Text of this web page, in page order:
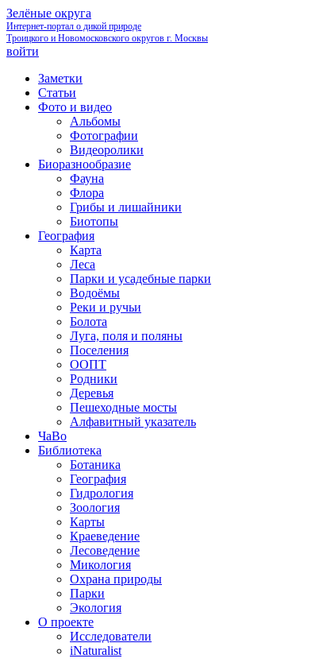
Зелёные округа
Интернет-портал о дикой природе
Троицкого и Новомосковского округов г. Москвы
войти
Заметки
Статьи
Фото и видео
Альбомы
Фотографии
Видеоролики
Биоразнообразие
Фауна
Флора
Грибы и лишайники
Биотопы
География
Карта
Леса
Парки и усадебные парки
Водоёмы
Реки и ручьи
Болота
Луга, поля и поляны
Поселения
ООПТ
Родники
Деревья
Пешеходные мосты
Алфавитный указатель
ЧаВо
Библиотека
Ботаника
География
Гидрология
Зоология
Карты
Краеведение
Лесоведение
Микология
Охрана природы
Парки
Экология
О проекте
Исследователи
iNaturalist